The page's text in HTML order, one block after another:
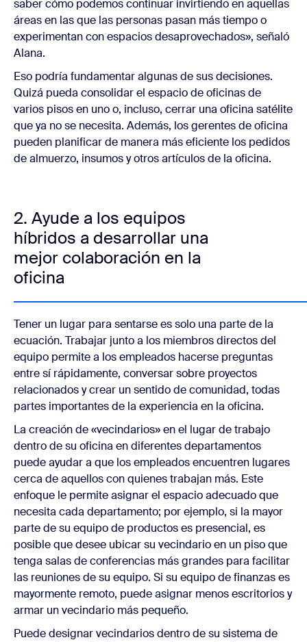
saber cómo podemos continuar invirtiendo en aquellas
áreas en las que las personas pasan más tiempo o
experimentan con espacios desaprovechados», señaló
Alana.
Eso podría fundamentar algunas de sus decisiones.
Quizá pueda consolidar el espacio de oficinas de
varios pisos en uno o, incluso, cerrar una oficina satélite
que ya no se necesita. Además, los gerentes de oficina
pueden planificar de manera más eficiente los pedidos
de almuerzo, insumos y otros artículos de la oficina.
2. Ayude a los equipos
híbridos a desarrollar una
mejor colaboración en la
oficina
Tener un lugar para sentarse es solo una parte de la
ecuación. Trabajar junto a los miembros directos del
equipo permite a los empleados hacerse preguntas
entre sí rápidamente, conversar sobre proyectos
relacionados y crear un sentido de comunidad, todas
partes importantes de la experiencia en la oficina.
La creación de «vecindarios» en el lugar de trabajo
dentro de su oficina en diferentes departamentos
puede ayudar a que los empleados encuentren lugares
cerca de aquellos con quienes trabajan más. Este
enfoque le permite asignar el espacio adecuado que
necesita cada departamento; por ejemplo, si la mayor
parte de su equipo de productos es presencial, es
posible que desee ubicar su vecindario en un piso que
tenga salas de conferencias más grandes para facilitar
las reuniones de su equipo. Si su equipo de finanzas es
mayormente remoto, puede asignar menos escritorios y
armar un vecindario más pequeño.
Puede designar vecindarios dentro de su sistema de